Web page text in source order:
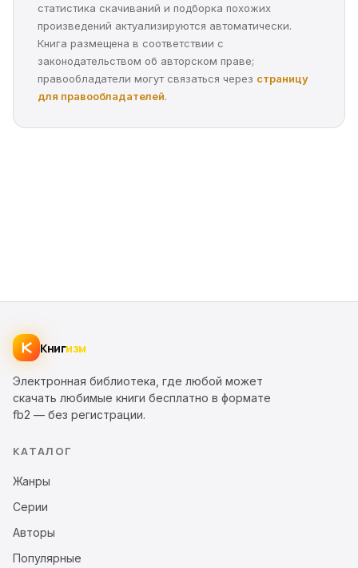
статистика скачиваний и подборка похожих
произведений актуализируются автоматически.
Книга размещена в соответствии с
законодательством об авторском праве;
правообладатели могут связаться через страницу
для правообладателей.
Книгизм
Электронная библиотека, где любой может
скачать любимые книги бесплатно в формате
fb2 — без регистрации.
КАТАЛОГ
Жанры
Серии
Авторы
Популярные